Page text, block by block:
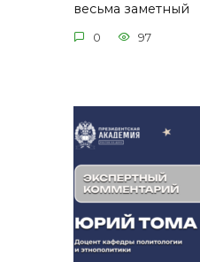
весьма заметный
0 97